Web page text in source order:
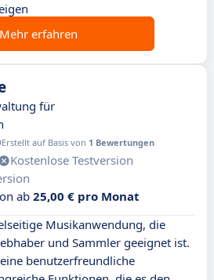
Mehr erfahren
für
Erstellt auf Basis von 1 Bewertungen
Kostenlose Testversion
ab 25,00 € pro Monat
Musikanwendung, die
und Sammler geeignet ist.
benutzerfreundliche